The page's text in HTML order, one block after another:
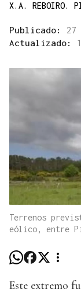
X.A. REBOIRO.
Publicado:
Actualizado:
Terrenos
eólico, entre
Este extremo